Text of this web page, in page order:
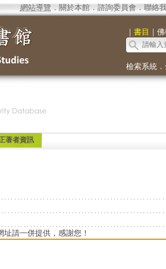
網站導覽 ． 關於本館． 諮詢委員會． 聯絡
｜ 書目 ｜
檢索系統．
著者資訊
請一併提供，感謝您！